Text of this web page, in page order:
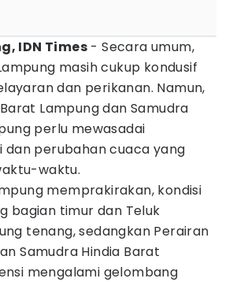
IDN Times - Secara umum,
masih cukup kondusif
dan perikanan. Namun,
Lampung dan Samudra
perlu mewasadai
dan perubahan cuaca yang
waktu.
memprakirakan, kondisi
bagian timur dan Teluk
tenang, sedangkan Perairan
Samudra Hindia Barat
mengalami gelombang